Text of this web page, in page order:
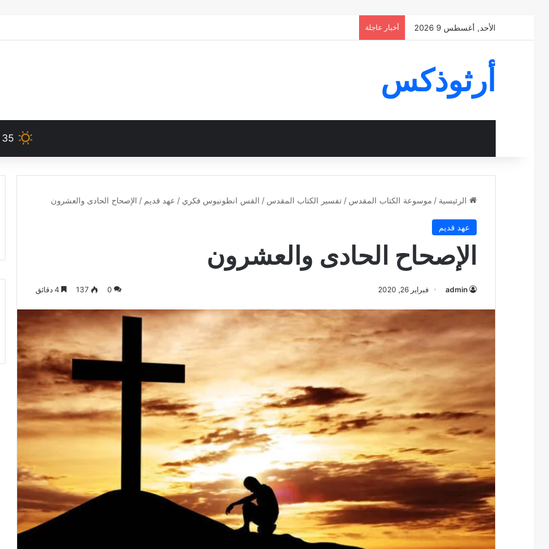
الأحد, أغسطس 9 2026 أخبار عاجلة
أرثوذكس
35
الرئيسية / موسوعة الكتاب المقدس / تفسير الكتاب المقدس / القس انطونيوس فكري / عهد قديم / الإصحاح الحادى والعشرون
عهد قديم
الإصحاح الحادى والعشرون
admin فبراير 26, 2020 0
137